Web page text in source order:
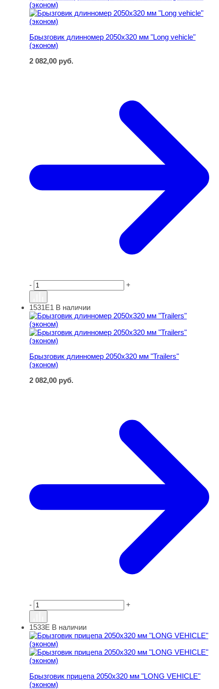
Брызговик длинномер 2050x320 мм "Long vehicle"
(эконом)
2 082,00 руб.
- +
Брызговик длинномер 2050x320 мм "Trailers" (эконом)
1531Е1 В наличии
Брызговик длинномер 2050x320 мм "Trailers"
(эконом)
2 082,00 руб.
- +
Брызговик прицепа 2050х320 мм "LONG VEHICLE"
1533Е В наличии
Брызговик прицепа 2050х320 мм "LONG VEHICLE"
(эконом)